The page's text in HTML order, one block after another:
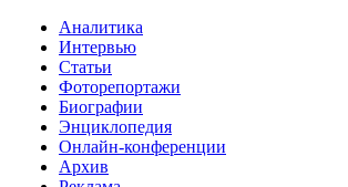
Аналитика
Интервью
Статьи
Фоторепортажи
Биографии
Энциклопедия
Онлайн-конференции
Архив